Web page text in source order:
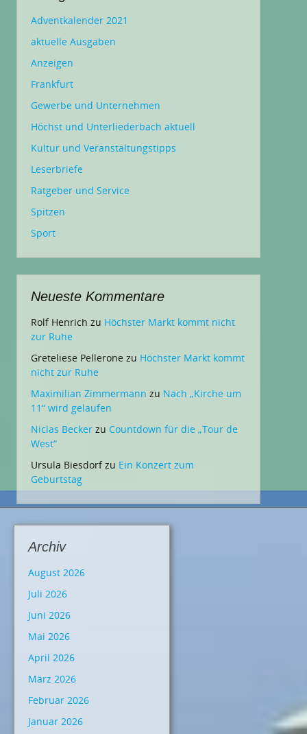
Adventkalender 2021
aktuelle Ausgaben
Anzeigen
Frankfurt
Gewerbe und Unternehmen
Höchst und Unterliederbach aktuell
Kultur und Veranstaltungstipps
Leserbriefe
Ratgeber und Service
Spitzen
Sport
Neueste Kommentare
Rolf Henrich zu Höchster Markt kommt nicht
zur Ruhe
Greteliese Pellerone zu Höchster Markt kommt
nicht zur Ruhe
Maximilian Zimmermann zu Nach „Kirche um
11“ wird gelaufen
Niclas Becker zu Countdown für die „Tour de
West“
Ursula Biesdorfzu Ein Konzert zum
Geburtstag
Archiv
August 2026
Juli 2026
Juni 2026
Mai 2026
April 2026
März 2026
Februar 2026
Januar 2026